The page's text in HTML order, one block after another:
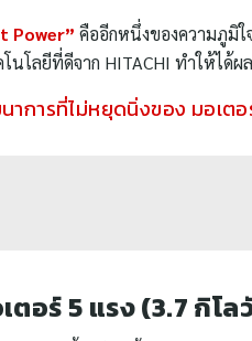
Power” คืออีกหนึ่งของความภูมิใ
โนโลยีที่ดีจาก HITACHI ทำให้ไ
การที่ไม่หยุดนิ่งของ มอเตอ
ตอร์ 5 แรง (3.7 กิโ